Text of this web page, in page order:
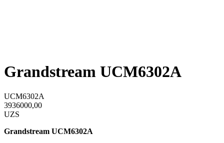
Grandstream UCM6302A
UCM6302A
3936000,00
UZS
Grandstream UCM6302A